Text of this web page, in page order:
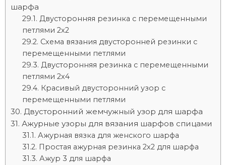
шарфа
Двусторонняя резинка с перемещенными
петлями 2х2
Схема вязания двусторонней резинки с
перемещенными петлями
Двусторонняя резинка с перемещенными
петлями 2х4
Красивый двусторонний узор с
перемещенными петлями
Двусторонний жемчужный узор для шарфа
Ажурные узоры для вязания шарфов спицами
Ажурная вязка для женского шарфа
Простая ажурная резинка 2х2 для шарфа
Ажур 3 для шарфа